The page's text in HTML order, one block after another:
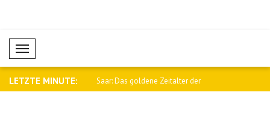
Mobil Menü
LETZTE MINUTE:
an den Saar: Das goldene Zeitalter der